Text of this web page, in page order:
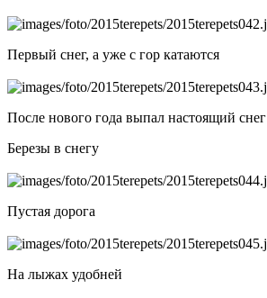
Первый снег, а уже с гор катаются
После нового года выпал настоящий снег
Березы в снегу
Пустая дорога
На лыжах удобней